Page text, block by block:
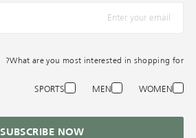
*البريد الإلكترونيّ
What are you most interested in shopping for?
WOMEN
MEN
SPORTS
SUBSCRIBE NOW